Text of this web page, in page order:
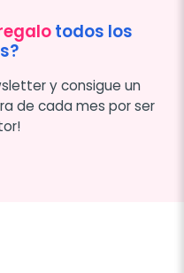
todos los
y consigue un
de cada mes por ser